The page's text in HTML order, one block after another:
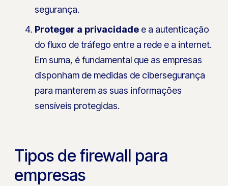
segurança.
Proteger a privacidade e a autenticação
do fluxo de tráfego entre a rede e a internet.
Em suma, é fundamental que as empresas
disponham de medidas de cibersegurança
para manterem as suas informações
sensíveis protegidas.
Tipos de firewall para
empresas